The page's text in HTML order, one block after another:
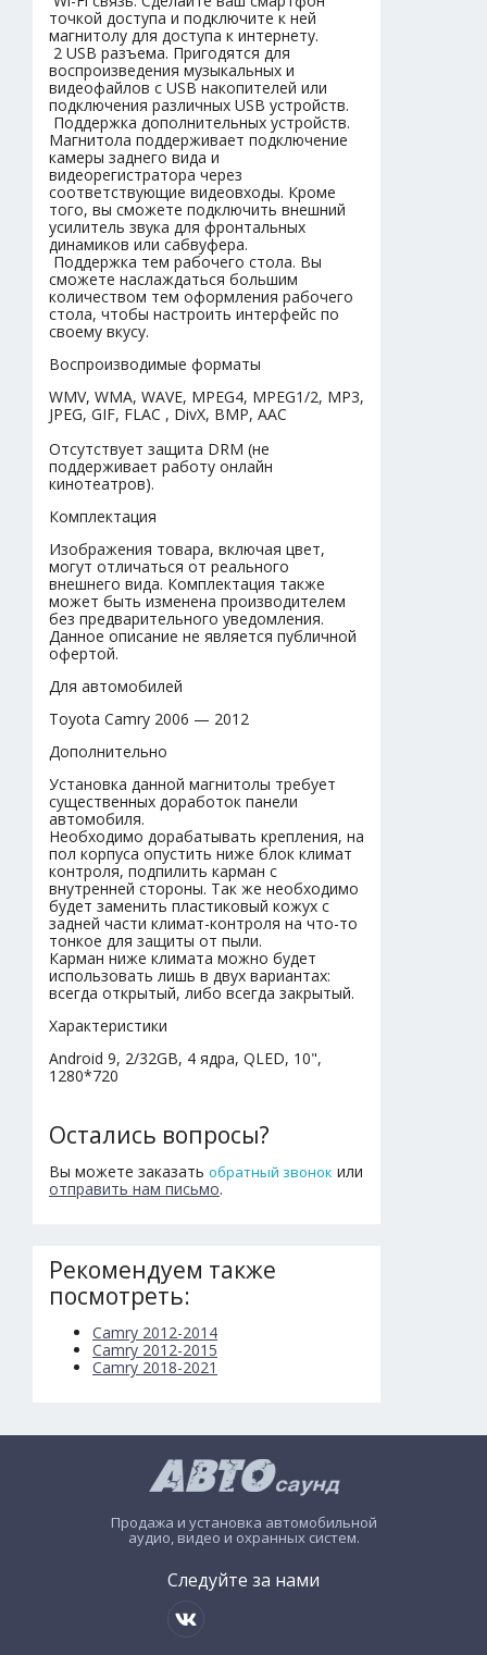
точкой доступа и подключите к ней
магнитолу для доступа к интернету.
2 USB разъема. Пригодятся для
воспроизведения музыкальных и
видеофайлов с USB накопителей или
подключения различных USB устройств.
Поддержка дополнительных устройств.
Магнитола поддерживает подключение
камеры заднего вида и
видеорегистратора через
соответствующие видеовходы. Кроме
того, вы сможете подключить внешний
усилитель звука для фронтальных
динамиков или сабвуфера.
Поддержка тем рабочего стола. Вы
сможете наслаждаться большим
количеством тем оформления рабочего
стола, чтобы настроить интерфейс по
своему вкусу.
Воспроизводимые форматы
WMV, WMA, WAVE, MPEG4, MPEG1/2, MP3,
JPEG, GIF, FLAC , DivX, BMP, AAC
Отсутствует защита DRM (не
поддерживает работу онлайн
кинотеатров).
Комплектация
Изображения товара, включая цвет,
могут отличаться от реального
внешнего вида. Комплектация также
может быть изменена производителем
без предварительного уведомления.
Данное описание не является публичной
офертой.
Для автомобилей
Toyota Camry 2006 — 2012
Дополнительно
Установка данной магнитолы требует
существенных доработок панели
автомобиля.
Необходимо дорабатывать крепления, на
пол корпуса опустить ниже блок климат
контроля, подпилить карман с
внутренней стороны. Так же необходимо
будет заменить пластиковый кожух с
задней части климат-контроля на что-то
тонкое для защиты от пыли.
Карман ниже климата можно будет
использовать лишь в двух вариантах:
всегда открытый, либо всегда закрытый.
Характеристики
Android 9, 2/32GB, 4 ядра, QLED, 10",
1280*720
Остались вопросы?
Вы можете заказать обратный звонок или
отправить нам письмо.
Рекомендуем также
посмотреть:
Camry 2012-2014
Camry 2012-2015
Camry 2018-2021
Продажа и установка автомобильной
аудио, видео и охранных систем.
Следуйте за нами